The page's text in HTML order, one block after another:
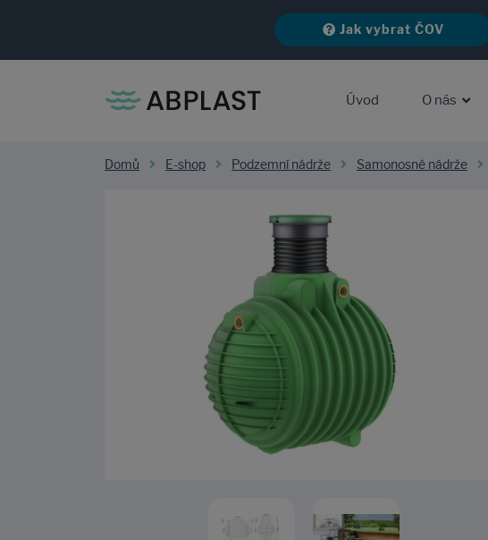
Jak vybrat ČOV
Úvod O nás
Domů E-shop Podzemní nádrže Samonosné nádrže